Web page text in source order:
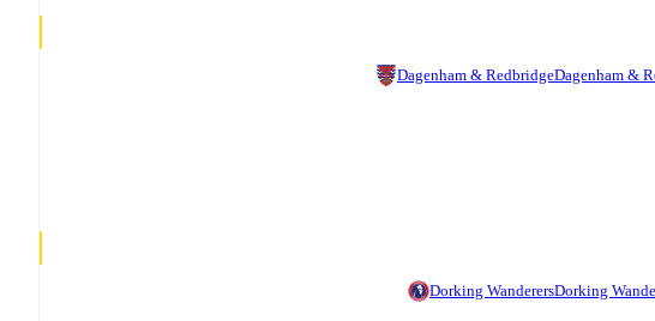
Dagenham & RedbridgeDagenham &
Dorking WanderersDorking